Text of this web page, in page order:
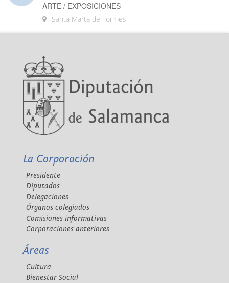
ARTE / EXPOSICIONES
Santa Marta de Tormes
La Corporación
Presidente
Diputados
Delegaciones
Órganos colegiados
Comisiones informativas
Corporaciones anteriores
Áreas
Cultura
Bienestar Social